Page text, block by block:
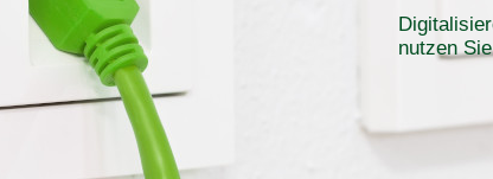
nutzen